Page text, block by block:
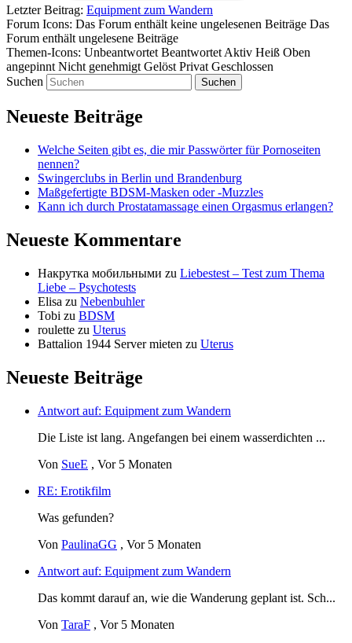
Letzter Beitrag: Equipment zum Wandern
Forum Icons: Das Forum enthält keine ungelesenen Beiträge Das
Forum enthält ungelesene Beiträge
Themen-Icons: Unbeantwortet Beantwortet Aktiv Heiß Oben
angepinnt Nicht genehmigt Gelöst Privat Geschlossen
Suchen
Neueste Beiträge
Welche Seiten gibt es, die mir Passwörter für Pornoseiten
nennen?
Swingerclubs in Berlin und Brandenburg
Maßgefertigte BDSM-Masken oder -Muzzles
Kann ich durch Prostatamassage einen Orgasmus erlangen?
Neueste Kommentare
Накрутка мобильными zu Liebestest – Test zum Thema
Liebe – Psychotests
Elisa zu Nebenbuhler
Tobi zu BDSM
roulette zu Uterus
Battalion 1944 Server mieten zu Uterus
Neueste Beiträge
Antwort auf: Equipment zum Wandern
Die Liste ist lang. Angefangen bei einem wasserdichten ...
Von SueE , Vor 5 Monaten
RE: Erotikfilm
Was gefunden?
Von PaulinaGG , Vor 5 Monaten
Antwort auf: Equipment zum Wandern
Das kommt darauf an, wie die Wanderung geplant ist. Sch...
Von TaraF , Vor 5 Monaten